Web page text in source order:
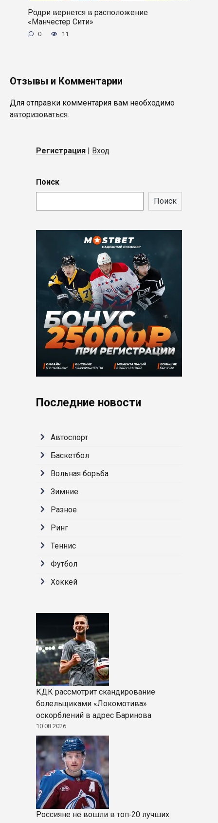
Родри вернется в расположение
«Манчестер Сити»
0 11
Отзывы и Комментарии
Для отправки комментария вам необходимо
авторизоваться.
Регистрация Вход
Поиск
Поиск
Последние новости
Автоспорт
Баскетбол
Вольная борьба
Зимние
Разное
Ринг
Теннис
Футбол
Хоккей
КДК рассмотрит скандирование
болельщиками «Локомотива»
оскорблений в адрес Баринова
10.08.2026
Россияне не вошли в топ‑20 лучших